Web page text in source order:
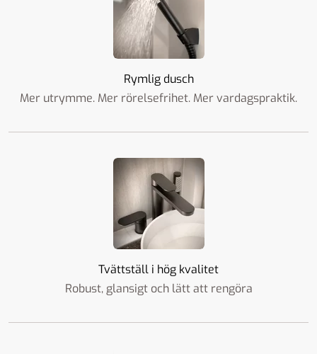
Rymlig dusch
Mer utrymme. Mer rörelsefrihet. Mer vardagspraktik.
Tvättställ i hög kvalitet
Robust, glansigt och lätt att rengöra